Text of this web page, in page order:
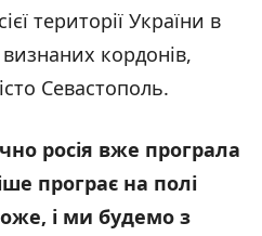
території України в
кордонів,
Севастополь.
росія вже програла
програє на полі
і ми будемо з